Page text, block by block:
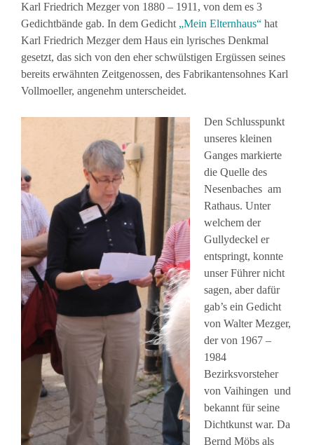
Karl Friedrich Mezger von 1880 – 1911, von dem es 3
Gedichtbände gab. In dem Gedicht „Mein Elternhaus“ hat
Karl Friedrich Mezger dem Haus ein lyrisches Denkmal
gesetzt, das sich von den eher schwülstigen Ergüssen seines
bereits erwähnten Zeitgenossen, des Fabrikantensohnes Karl
Vollmoeller, angenehm unterscheidet.
Den Schlusspunkt
unseres kleinen
Ganges markierte
die Quelle des
Nesenbaches am
Rathaus. Unter
welchem der
Gullydeckel er
entspringt, konnte
unser Führer nicht
sagen, aber dafür
gab’s ein Gedicht
von Walter Mezger,
der von 1967 –
1984
Bezirksvorsteher
von Vaihingen und
bekannt für seine
Dichtkunst war. Da
Bernd Möbs als